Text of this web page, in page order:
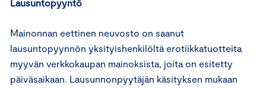
Lausuntopyyntö
Mainonnan eettinen neuvosto on saanut
lausuntopyynnön yksityishenkilöltä erotiikkatuotteita
myyvän verkkokaupan mainoksista, joita on esitetty
päiväsaikaan. Lausunnonpyytäjän käsityksen mukaan